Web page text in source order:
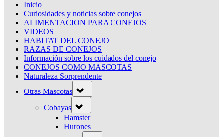
Inicio
Curiosidades y noticias sobre conejos
ALIMENTACION PARA CONEJOS
VIDEOS
HABITAT DEL CONEJO
RAZAS DE CONEJOS
Información sobre los cuidados del conejo
CONEJOS COMO MASCOTAS
Naturaleza Sorprendente
Otras Mascotas sub-
menu
Cobayas sub-
menu
Hamster
Hurones